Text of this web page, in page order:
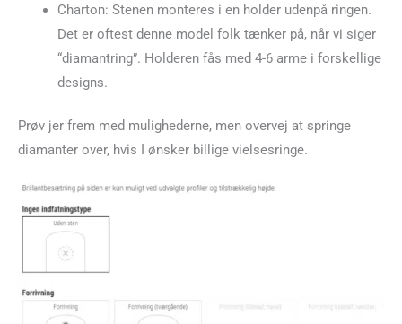
Charton: Stenen monteres i en holder udenpå ringen.
Det er oftest denne model folk tænker på, når vi siger
“diamantring”. Holderen fås med 4-6 arme i forskellige
designs.
Prøv jer frem med mulighederne, men overvej at springe
diamanter over, hvis I ønsker billige vielsesringe.